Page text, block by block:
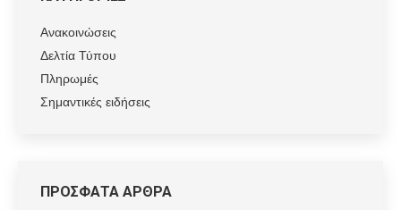
Ανακοινώσεις
Δελτία Τύπου
Πληρωμές
Σημαντικές ειδήσεις
ΠΡΟΣΦΑΤΑ ΑΡΘΡΑ